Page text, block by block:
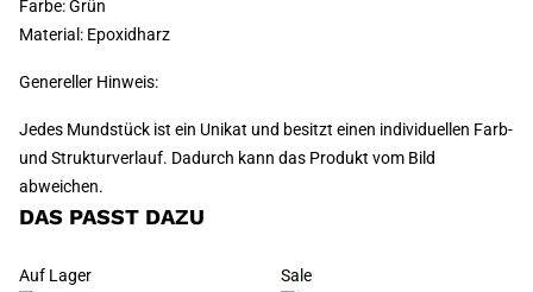
Farbe: Grün
Material: Epoxidharz
Genereller Hinweis:
Jedes Mundstück ist ein Unikat und besitzt einen individuellen Farb-
und Strukturverlauf. Dadurch kann das Produkt vom Bild
abweichen.
DAS PASST DAZU
Auf Lager Sale